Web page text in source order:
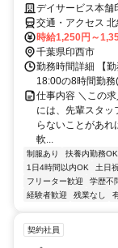
デイサービス本舗
交通・アクセス
時給1,250円～
千葉県印西市
勤務時間詳細 【
18:00の8時間勤
仕事内容 ＼この
には、先輩スタッ
らないことがあ
軟...
制服あり 扶養内勤務OK
1日4時間以内OK
土日
フリーター歓迎
学歴不
経験者歓迎
残業なし
契約社員